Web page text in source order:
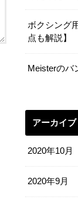
ボクシング
点も解説】
Meisterのバ
アーカイブ
2020年10月
2020年9月